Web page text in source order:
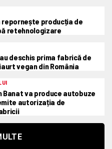
repornește producția de
retehnologizare
deschis prima fabrică de
vegan din România
Banat va produce autobuze
autorizația de